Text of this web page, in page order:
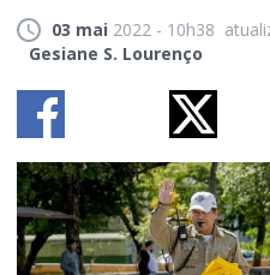
03 mai 2022 - 10h38
Gesiane S. Lourenço